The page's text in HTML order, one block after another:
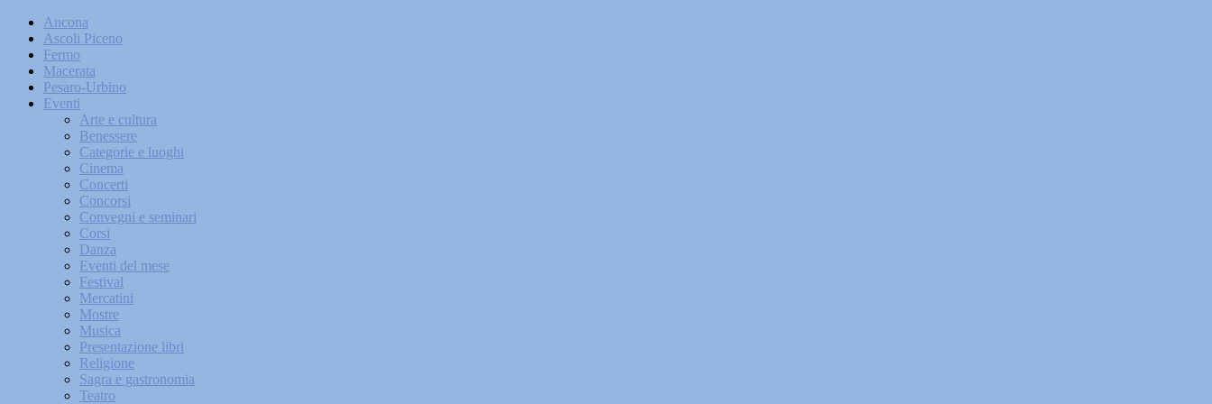
Ancona
Ascoli Piceno
Fermo
Macerata
Pesaro-Urbino
Eventi
Arte e cultura
Benessere
Categorie e luoghi
Cinema
Concerti
Concorsi
Convegni e seminari
Corsi
Danza
Eventi del mese
Festival
Mercatini
Mostre
Musica
Presentazione libri
Religione
Sagra e gastronomia
Teatro